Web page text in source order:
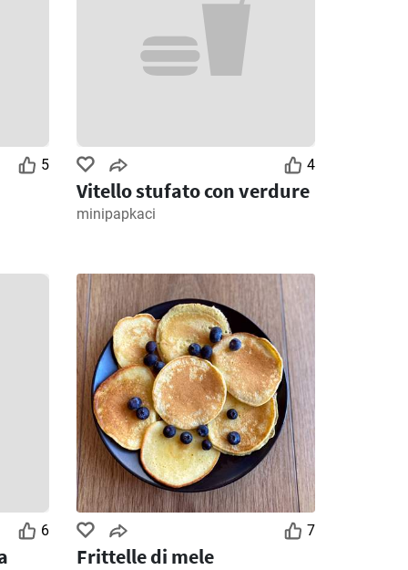
Giorni rimanenti: 1
MD Discount volantino
28/07/2026 - 09/08/2026
Giorni rimanenti: 4
Ipercoop volantino
30/07/2026 - 12/08/2026
5 4
Vitello stufato con verdure
minipapkaci
6 7
Frittelle di mele